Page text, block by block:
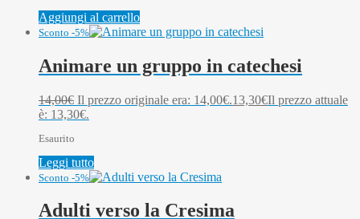
Aggiungi al carrello
Sconto -5%
Animare un gruppo in catechesi
14,00€ Il prezzo originale era: 14,00€.13,30€Il prezzo attuale
è: 13,30€.
Esaurito
Leggi tutto
Sconto -5%
Adulti verso la Cresima